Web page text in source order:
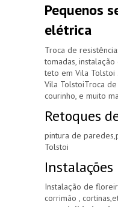
Pequenos
elétrica
Troca de
tomadas,
teto em Vila Tolstoi
Vila TolstoiTroca
courinho, e muito
Retoques
pintura de
Tolstoi
Instalações
Instalação de
corrimão ,